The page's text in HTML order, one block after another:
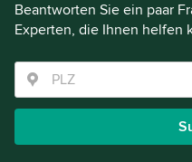
Beantworten Sie ein paar
Experten, die Ihnen helfen